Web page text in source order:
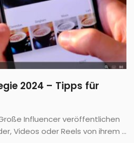
2024 – Tipps für
Influencer veröffentlichen
Videos oder Reels von ihrem ...